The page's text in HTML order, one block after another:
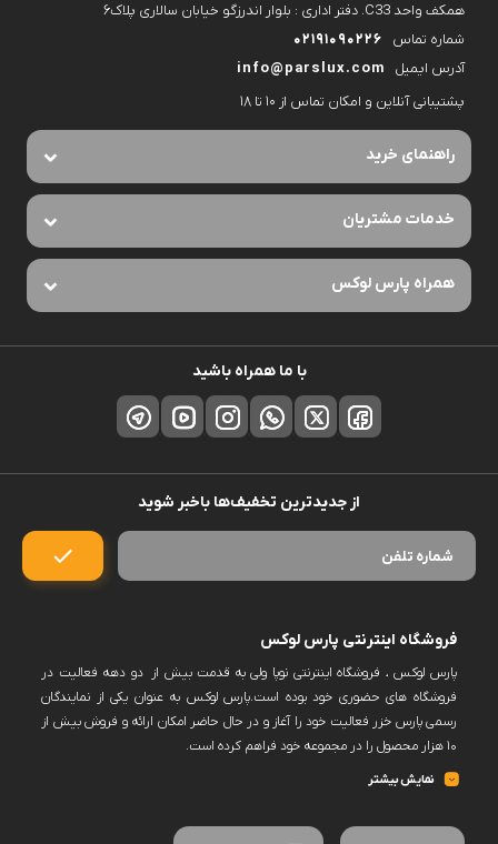
همکف واحد C33. دفتر اداری : بلوار اندرزگو خیابان سالاری پلاک۶
شماره تماس
02191090226
آدرس ایمیل
info@parslux.com
پشتیبانی آنلاین و امکان تماس از ۱۰ تا ۱۸
راهنمای خرید
خدمات مشتریان
همراه پارس لوکس
با ما همراه باشید
از جدیدترین تخفیف‌ها باخبر شوید
فروشگاه اینترنتی پارس لوکس
پارس لوکس ، فروشگاه اینترنتی نوپا ولی به قدمت بیش از دو دهه فعالیت در
فروشگاه های حضوری خود بوده است.پارس لوکس به عنوان یکی از نمایندگان
رسمی پارس خزر فعالیت خود را آغاز و در حال حاضر امکان ارائه و فروش بیش از
۱۰ هزار محصول را در مجموعه خود فراهم کرده است.
پارس لوکس اکنون فروش حضوری ندارد و کلیه سفارشات خود را منعطف بر
نمایش بیشتر